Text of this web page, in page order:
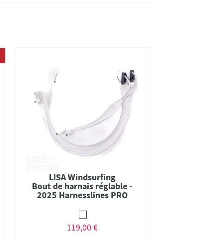
LISA Windsurfing
Bout de harnais réglable -
2025 Harnesslines PRO
119,00 €